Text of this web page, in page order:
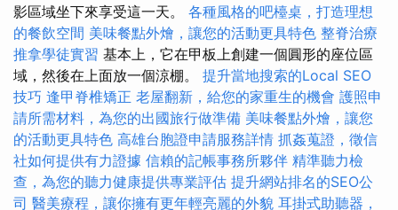
影區域坐下來享受這一天。 各種風格的吧檯桌，打造理想
的餐飲空間 美味餐點外燴，讓您的活動更具特色 整脊治療
推拿學徒實習 基本上，它在甲板上創建一個圓形的座位區
域，然後在上面放一個涼棚。 提升當地搜索的Local SEO
技巧 逢甲脊椎矯正 老屋翻新，給您的家重生的機會 護照申
請所需材料，為您的出國旅行做準備 美味餐點外燴，讓您
的活動更具特色 高雄台胞證申請服務詳情 抓姦蒐證，徵信
社如何提供有力證據 信賴的記帳事務所夥伴 精準聽力檢
查，為您的聽力健康提供專業評估 提升網站排名的SEO公
司 醫美療程，讓你擁有更年輕亮麗的外貌 耳掛式助聽器，